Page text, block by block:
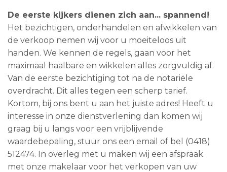
De eerste kijkers dienen zich aan... spannend!
Het bezichtigen, onderhandelen en afwikkelen van
de verkoop nemen wij voor u moeiteloos uit
handen. We kennen de regels, gaan voor het
maximaal haalbare en wikkelen alles zorgvuldig af.
Van de eerste bezichtiging tot na de notariële
overdracht. Dit alles tegen een scherp tarief.
Kortom, bij ons bent u aan het juiste adres! Heeft u
interesse in onze dienstverlening dan komen wij
graag bij u langs voor een vrijblijvende
waardebepaling, stuur ons een email of bel (0418)
512474. In overleg met u maken wij een afspraak
met onze makelaar voor het verkopen van uw